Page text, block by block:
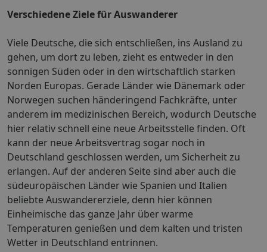
Verschiedene Ziele für Auswanderer
Viele Deutsche, die sich entschließen, ins Ausland zu
gehen, um dort zu leben, zieht es entweder in den
sonnigen Süden oder in den wirtschaftlich starken
Norden Europas. Gerade Länder wie Dänemark oder
Norwegen suchen händeringend Fachkräfte, unter
anderem im medizinischen Bereich, wodurch Deutsche
hier relativ schnell eine neue Arbeitsstelle finden. Oft
kann der neue Arbeitsvertrag sogar noch in
Deutschland geschlossen werden, um Sicherheit zu
erlangen. Auf der anderen Seite sind aber auch die
südeuropäischen Länder wie Spanien und Italien
beliebte Auswandererziele, denn hier können
Einheimische das ganze Jahr über warme
Temperaturen genießen und dem kalten und tristen
Wetter in Deutschland entrinnen.